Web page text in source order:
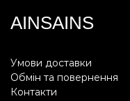
AINSAINS
Умови доставки
Обмін та повернення
Контакти